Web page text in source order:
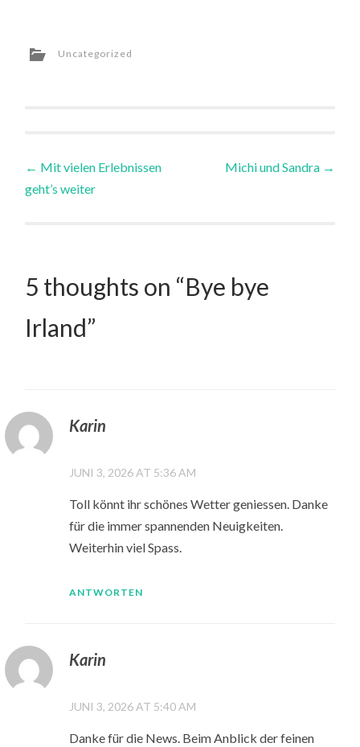
Uncategorized
Post
navigation
← Mit vielen Erlebnissen
geht’s weiter
Michi und Sandra →
5 thoughts on “Bye bye
Irland”
Karin
JUNI 3, 2026 AT 5:36 AM
Toll könnt ihr schönes Wetter geniessen. Danke
für die immer spannenden Neuigkeiten.
Weiterhin viel Spass.
ANTWORTEN
Karin
JUNI 3, 2026 AT 5:40 AM
Danke für die News. Beim Anblick der feinen